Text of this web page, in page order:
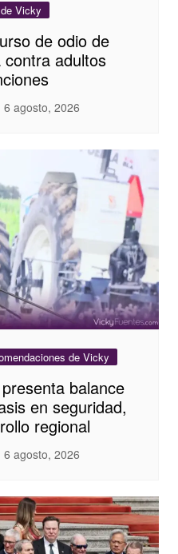
Vicky
de odio de
adultos
6 agosto, 2026
de Vicky
balance
en seguridad,
regional
6 agosto, 2026